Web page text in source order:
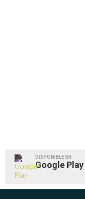
DISPONIBLE EN
Google Play